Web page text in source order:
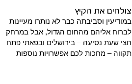
צולחים את הקיץ
במודיעין וסביבתה כבר לא נותרו מעיינות
לברוח אליהם מהחום הגדול, אבל במרחק
חצי שעת נסיעה – בירושלים ובפאתי פתח
תקווה – מחכות לכם אפשרויות נוספות